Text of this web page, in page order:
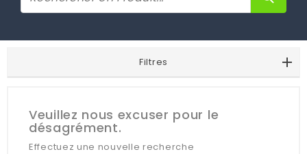
Filtres
Veuillez nous excuser pour le
désagrément.
Effectuez une nouvelle recherche